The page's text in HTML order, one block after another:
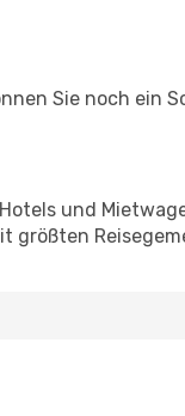
Sie noch ein
und
größten